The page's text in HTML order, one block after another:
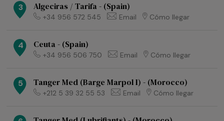
3 Algeciras / Tarifa - (Spain)
+34 956 572 545 Email Cómo llegar
4 Ceuta - (Spain)
+34 956 506 750 Email Cómo llegar
5 Tanger Med (Barge Marpol I) - (Morocco)
+212 5 39 32 55 53 Email Cómo llegar